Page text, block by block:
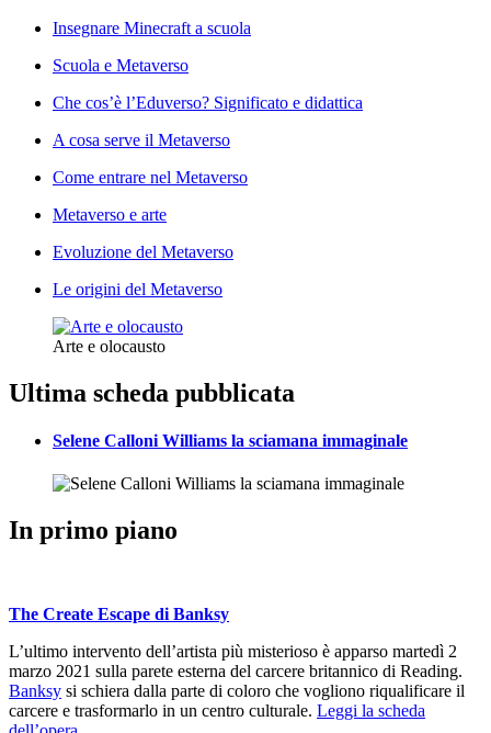
Insegnare Minecraft a scuola
Scuola e Metaverso
Che cos’è l’Eduverso? Significato e didattica
A cosa serve il Metaverso
Come entrare nel Metaverso
Metaverso e arte
Evoluzione del Metaverso
Le origini del Metaverso
Arte e olocausto
Ultima scheda pubblicata
Selene Calloni Williams la sciamana immaginale
In primo piano
The Create Escape di Banksy
L’ultimo intervento dell’artista più misterioso è apparso martedì 2
marzo 2021 sulla parete esterna del carcere britannico di Reading.
Banksy si schiera dalla parte di coloro che vogliono riqualificare il
carcere e trasformarlo in un centro culturale. Leggi la scheda